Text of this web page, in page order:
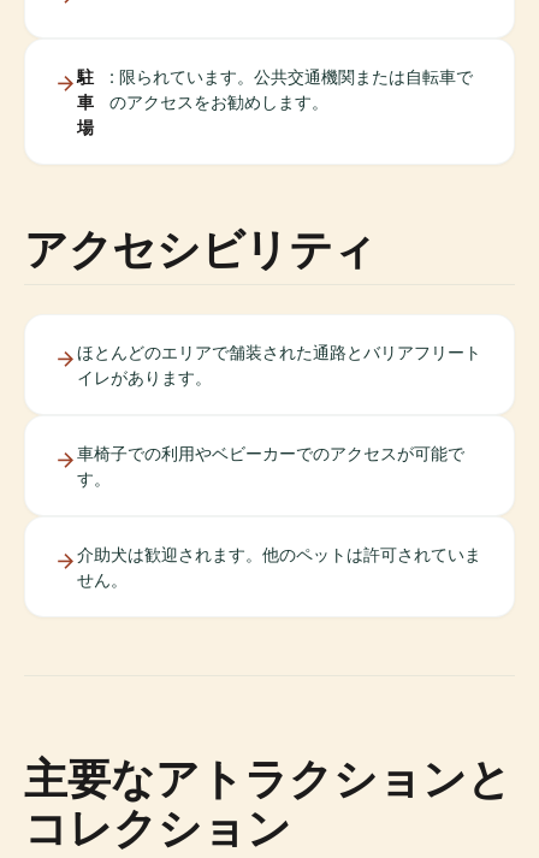
駐
車
場
: 限られています。公共交通機関または自転車で
のアクセスをお勧めします。
アクセシビリティ
ほとんどのエリアで舗装された通路とバリアフリート
イレがあります。
車椅子での利用やベビーカーでのアクセスが可能で
す。
介助犬は歓迎されます。他のペットは許可されていま
せん。
主要なアトラクションと
コレクション